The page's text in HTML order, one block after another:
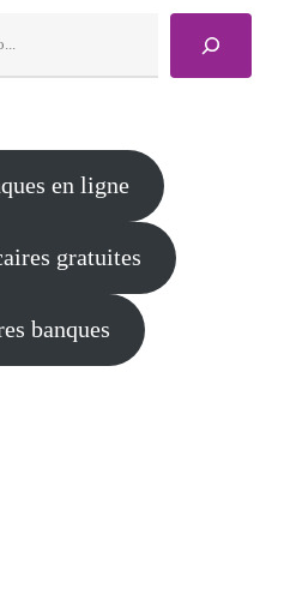
en ligne
gratuites
banques